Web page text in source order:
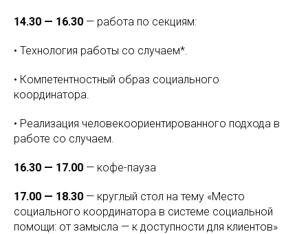
14.30 — 16.30 — работа по секциям:
• Технология работы со случаем*.
• Компетентностный образ социального
координатора.
• Реализация человекоориентированного подхода в
работе со случаем.
16.30 — 17.00 — кофе-пауза
17.00 — 18.30 — круглый стол на тему «Место
социального координатора в системе социальной
помощи: от замысла — к доступности для клиентов»